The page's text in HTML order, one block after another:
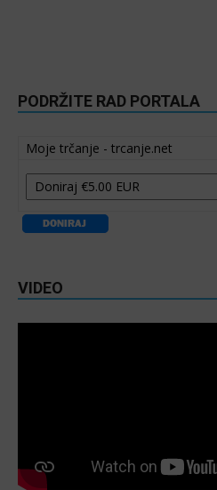
PODRŽITE RAD PORTALA
Moje trčanje - trcanje.net
VIDEO